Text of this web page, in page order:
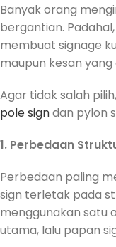
Banyak orang
bergantian.
membuat signage
maupun kesan
Agar tidak salah
pole signdan pylon
1. Perbedaan
Perbedaan paling
sign terletak pada
menggunakan satu
utama, lalu papan